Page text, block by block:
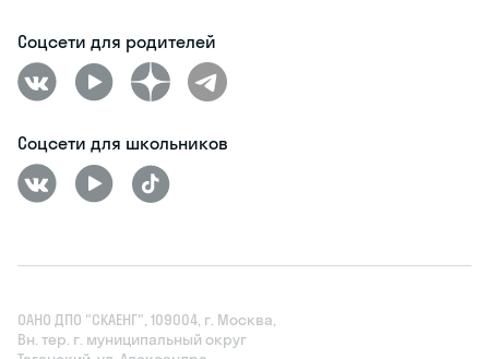
Соцсети для родителей
Соцсети для школьников
ОАНО ДПО "СКАЕНГ", 109004, г. Москва,
Вн. тер. г. муниципальный округ